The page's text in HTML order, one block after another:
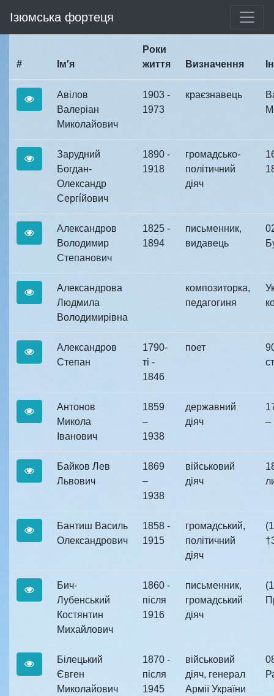
Ізюмська фортеця
# Ім'я
Роки
життя
Визначення
Авілов
Валеріан
Миколайович
1903 -
1973
краєзнавець
Зарудний
Богдан-
Олександр
Сергі́йович
1890 -
1918
громадсько-
політичний
діяч
Александров
Володимир
Степанович
1825 -
1894
письменник,
видавець
Александрова
Людмила
Володимирівна
композиторка,
педагогиня
Александров
Степан
1790-
ті -
1846
поет
Антонов
Микола
Іванович
1859
–
1938
державний
діяч
–
Байков Лев
Львович
1869
–
1938
військовий
діяч
Бантиш Василь
Олександрович
1858 -
1915
громадський,
політичний
діяч
Бич-
Лубенський
Костянтин
Михайлович
1860 -
після
1916
письменник,
громадський
діяч
Білецький
Євген
Миколайович
1870 -
після
1945
військовий
діяч, генерал
Армії України